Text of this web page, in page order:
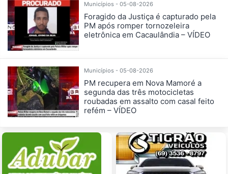
Municípios - 05-08-2026
Foragido da Justiça é capturado pela
PM após romper tornozeleira
eletrônica em Cacaulândia – VÍDEO
Municípios - 05-08-2026
PM recupera em Nova Mamoré a
segunda das três motocicletas
roubadas em assalto com casal feito
refém – VÍDEO